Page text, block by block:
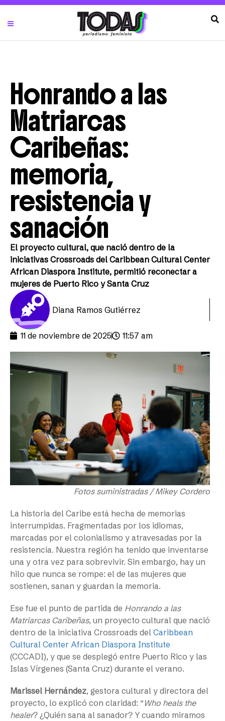
Honrando a las
Matriarcas
Caribeñas:
memoria,
resistencia y
sanación
El proyecto cultural, que nació dentro de la
iniciativas Crossroads del Caribbean Cultural Center
African Diaspora Institute, permitió reconectar a
mujeres de Puerto Rico y Santa Cruz
Diana Ramos Gutiérrez
11 de noviembre de 2025 11:57 am
Fotos suministradas / Mikey Cordero
La historia del Caribe está hecha de memorias
interrumpidas. Fragmentadas por los idiomas,
marcadas por el colonialismo y atravesadas por la
resistencia. Nuestra región ha tenido que inventarse
una y otra vez para sobrevivir. Sin embargo, hay un
hilo que nunca se rompe: el de las mujeres que
sostienen, sanan y guardan la memoria.
Ese fue el punto de partida de Honrando a las
Matriarcas Caribeñas, un proyecto cultural que nació
dentro de la iniciativa Crossroads del Caribbean
Cultural Center African Diaspora Institute
(CCCADI), y que se desplegó entre Puerto Rico y las
Islas Vírgenes (Santa Cruz) durante el verano.
Marissel Hernández, gestora cultural y directora del
proyecto, lo explicó con claridad: “Who heals the
healer? ¿Quién sana al sanador? Y cuando miramos